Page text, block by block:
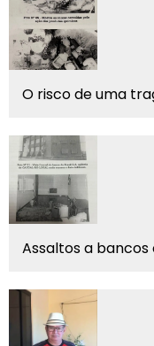
O risco de uma
Assaltos a